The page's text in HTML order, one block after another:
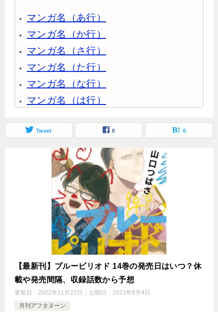
マンガ名（あ行）
マンガ名（か行）
マンガ名（さ行）
マンガ名（た行）
マンガ名（な行）
マンガ名（は行）
マンガ名（や行）
マンガ名（ら行）
マンガ名（わ行）
Tweet 0 0
【最新刊】ブルーピリオド 14巻の発売日はいつ？休
載や発売間隔、収録話数から予想
更新日： 2022年11月22日 公開日： 2021年6月4日
月刊アフタヌーン